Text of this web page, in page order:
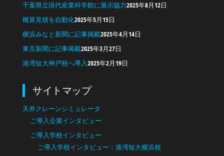
千葉県立現代産業科学館に展示協力2025年8月12日
概算見積を自動化2025年5月15日
横浜みなと新聞に記事掲載2025年4月14日
東京新聞に記事掲載2025年3月27日
港湾短大神戸校へ導入2025年2月19日
サイトマップ
天井クレーンシミュレータ
ご導入企業インタビュー
ご導入学校インタビュー
ご導入学校インタビュー：港湾短大横浜校